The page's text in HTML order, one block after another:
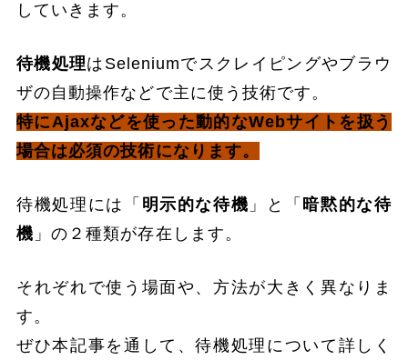
していきます。
待機処理はSeleniumでスクレイピングやブラウ
ザの自動操作などで主に使う技術です。
特にAjaxなどを使った動的なWebサイトを扱う
場合は必須の技術になります。
待機処理には「 明示的な待機 」と「 暗黙的な待
機 」の２種類が存在します。
それぞれで使う場面や、方法が大きく異なりま
す。
ぜひ本記事を通して、待機処理について詳しく